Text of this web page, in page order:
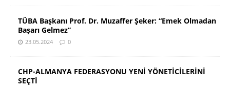
TÜBA Başkanı Prof. Dr. Muzaffer Şeker: “Emek Olmadan
Başarı Gelmez”
23.05.2024 0
CHP-ALMANYA FEDERASYONU YENİ YÖNETİCİLERİNİ
SEÇTİ